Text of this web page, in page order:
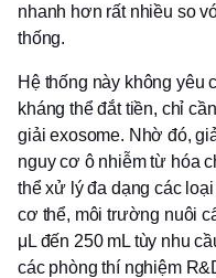
nhanh hơn rất nhiều so
thống.
Hệ thống này không yêu
kháng thể đắt tiền, chỉ
giải exosome. Nhờ đó,
nguy cơ ô nhiễm từ hóa
thể xử lý đa dạng các
cơ thể, môi trường nuôi
μL đến 250 mL tùy nhu
các phòng thí nghiệm